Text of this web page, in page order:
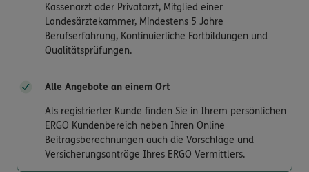
Kassenarzt oder Privatarzt, Mitglied einer
Landesärztekammer, Mindestens 5 Jahre
Berufserfahrung, Kontinuierliche Fortbildungen und
Qualitätsprüfungen.
Alle Angebote an einem Ort
Als registrierter Kunde finden Sie in Ihrem persönlichen
ERGO Kundenbereich neben Ihren Online
Beitragsberechnungen auch die Vorschläge und
Versicherungsanträge Ihres ERGO Vermittlers.